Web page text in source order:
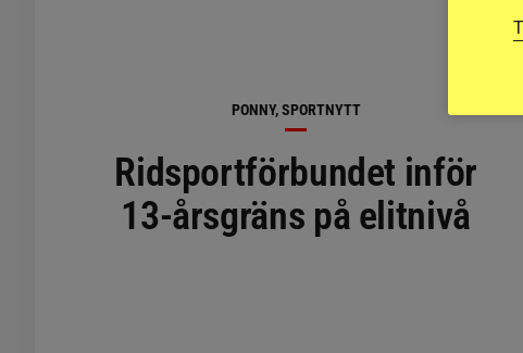
PONNY, SPORTNYTT
Ridsportförbundet inför
13-årsgräns på elitnivå